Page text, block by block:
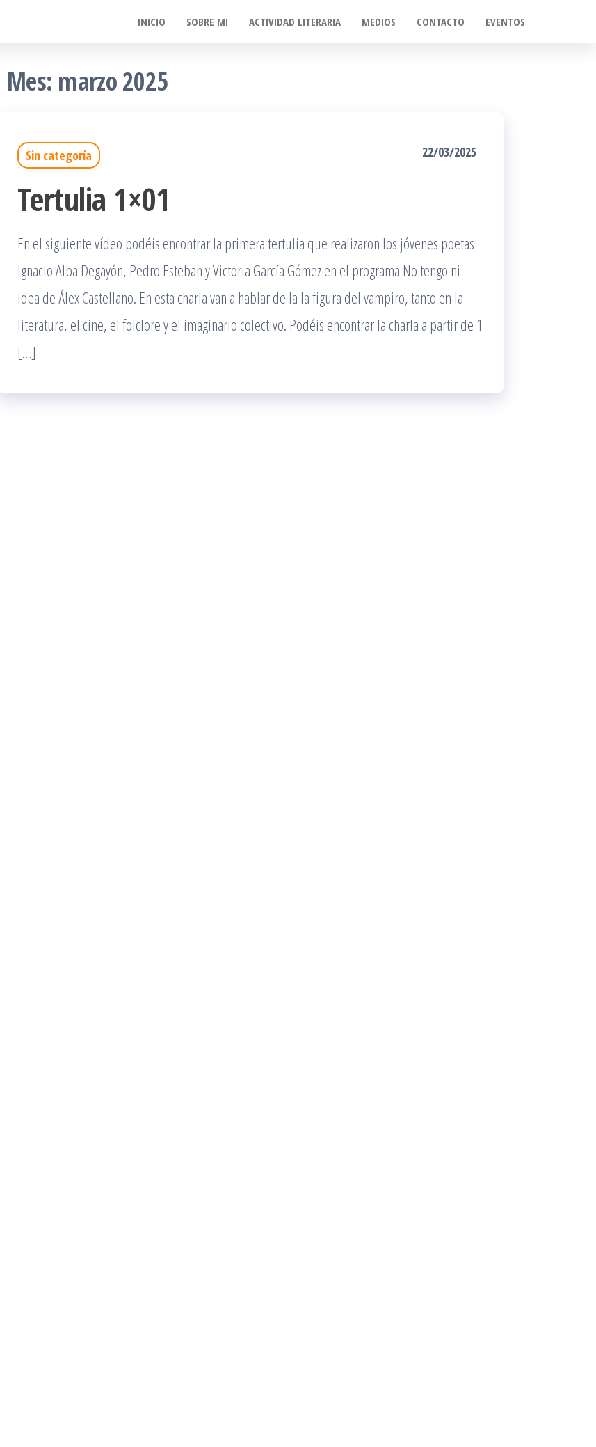
INICIO SOBRE MI ACTIVIDAD LITERARIA MEDIOS CONTACTO EVENTOS
Mes: marzo 2025
Sin categoría 22/03/2025
Tertulia 1×01
En el siguiente vídeo podéis encontrar la primera tertulia que realizaron los jóvenes poetas
Ignacio Alba Degayón, Pedro Esteban y Victoria García Gómez en el programa No tengo ni
idea de Álex Castellano. En esta charla van a hablar de la la figura del vampiro, tanto en la
literatura, el cine, el folclore y el imaginario colectivo. Podéis encontrar la charla a partir de 1
[…]